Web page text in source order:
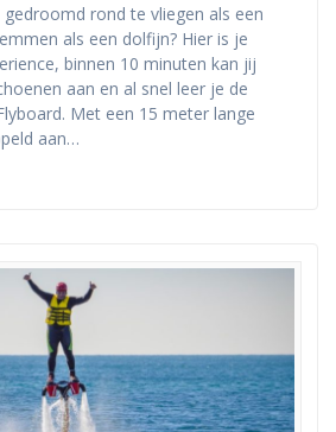
rond te vliegen als een
als een dolfijn? Hier is je
binnen 10 minuten kan jij
aan en al snel leer je de
Met een 15 meter lange
aan…